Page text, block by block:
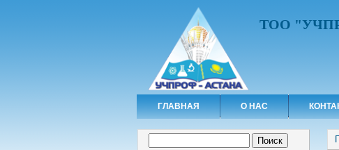
ТОО
ГЛАВНАЯ О НАС